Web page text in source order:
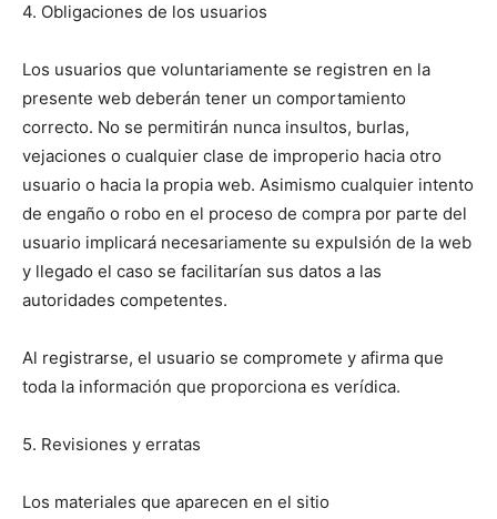
4. Obligaciones de los usuarios
Los usuarios que voluntariamente se registren en la
presente web deberán tener un comportamiento
correcto. No se permitirán nunca insultos, burlas,
vejaciones o cualquier clase de improperio hacia otro
usuario o hacia la propia web. Asimismo cualquier intento
de engaño o robo en el proceso de compra por parte del
usuario implicará necesariamente su expulsión de la web
y llegado el caso se facilitarían sus datos a las
autoridades competentes.
Al registrarse, el usuario se compromete y afirma que
toda la información que proporciona es verídica.
5. Revisiones y erratas
Los materiales que aparecen en el sitio